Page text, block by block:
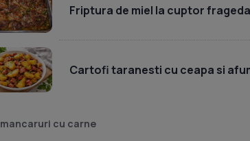
Friptura de miel la cuptor
Cartofi taranesti cu ceapa si
mancaruri cu carne